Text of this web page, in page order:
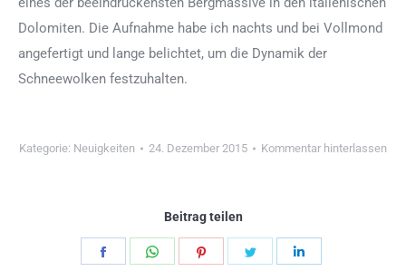
Dolomiten. Die Aufnahme habe ich nachts und bei Vollmond
angefertigt und lange belichtet, um die Dynamik der
Schneewolken festzuhalten.
Kategorie: Neuigkeiten 24. Dezember 2015 Kommentar hinterlassen
Beitrag teilen
Teilen
Teilen
Teilen